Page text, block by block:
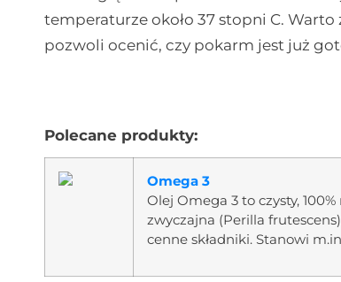
temperaturze około 37 stopni C.
pozwoli ocenić, czy pokarm jest już
Polecane produkty:
Omega 3
Olej Omega 3 to czysty,
zwyczajna (Perilla
cenne składniki. Stanowi